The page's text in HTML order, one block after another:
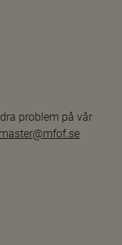
problem på vår